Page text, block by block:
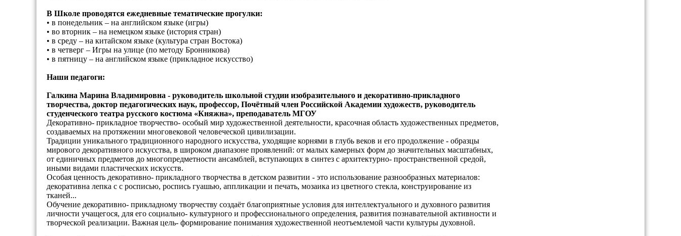
В Школе проводятся ежедневные тематические прогулки:
• в понедельник – на английском языке (игры)
• во вторник – на немецком языке (история стран)
• в среду – на китайском языке (культура стран Востока)
• в четверг – Игры на улице (по методу Бронникова)
• в пятницу – на английском языке (прикладное искусство)
Наши педагоги:
Галкина Марина Владимировна - руководитель школьной студии изобразительного и декоративно-прикладного
творчества, доктор педагогических наук, профессор, Почётный член Российской Академии художеств, руководитель
студенческого театра русского костюма «Княжна», преподаватель МГОУ
Декоративно- прикладное творчество- особый мир художественной деятельности, красочная область художественных предметов,
создаваемых на протяжении многовековой человеческой цивилизации.
Традиции уникального традиционного народного искусства, уходящие корнями в глубь веков и его продолжение - образцы
мирового декоративного искусства, в широком диапазоне проявлений: от малых камерных форм до значительных масштабных,
от единичных предметов до многопредметности ансамблей, вступающих в синтез с архитектурно- пространственной средой,
иными видами пластических искусств.
Особая ценность декоративно- прикладного творчества в детском развитии - это использование разнообразных материалов:
декоративна лепка с с росписью, роспись гуашью, аппликации и печать, мозаика из цветного стекла, конструирование из
тканей...
Обучение декоративно- прикладному творчеству создаёт благоприятные условия для интеллектуального и духовного развития
личности учащегося, для его социально- культурного и профессионального определения, развития познавательной активности и
творческой реализации. Важная цель- формирование понимания художественной неотъемлемой части культуры духовной.